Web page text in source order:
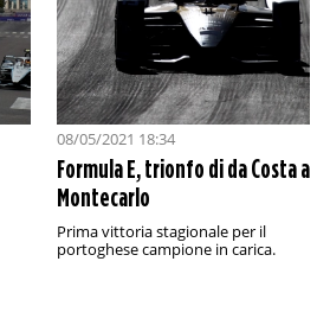
08/05/2021 18:34
Formula E, trionfo di da Costa a
Montecarlo
Prima vittoria stagionale per il
portoghese campione in carica.